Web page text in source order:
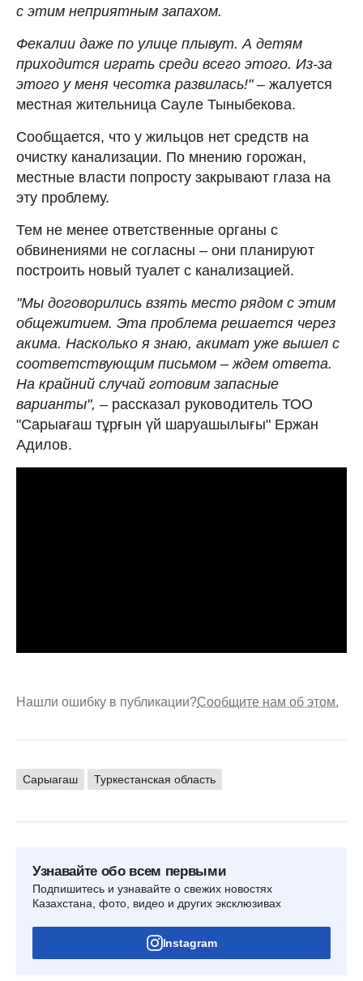
с этим неприятным запахом.
Фекалии даже по улице плывут. А детям
приходится играть среди всего этого. Из-за
этого у меня чесотка развилась!"– жалуется
местная жительница Сауле Тыныбекова.
Сообщается, что у жильцов нет средств на
очистку канализации. По мнению горожан,
местные власти попросту закрывают глаза на
эту проблему.
Тем не менее ответственные органы с
обвинениями не согласны – они планируют
построить новый туалет с канализацией.
"Мы договорились взять место рядом с этим
общежитием. Эта проблема решается через
акима. Насколько я знаю, акимат уже вышел с
соответствующим письмом – ждем ответа.
На крайний случай готовим запасные
варианты", – рассказал руководитель ТОО
"Сарыағаш тұрғын үй шаруашылығы" Ержан
Адилов.
Нашли ошибку в публикации?Сообщите нам об этом.
Сарыагаш Туркестанская область
Узнавайте обо всем первыми
Подпишитесь и узнавайте о свежих новостях
Казахстана, фото, видео и других эксклюзивах
Instagram